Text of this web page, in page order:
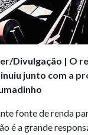
Divulgação | O
junto com a
fonte de renda
é a grande